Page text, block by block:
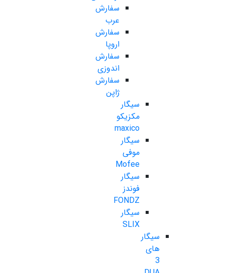
سفارش
عرب
سفارش
اروپا
سفارش
اندوزی
سفارش
ژاپن
سیگار
مکزیکو
maxico
سیگار
موفی
Mofee
سیگار
فوندز
FONDZ
سیگار
SLIX
سیگار
های
3